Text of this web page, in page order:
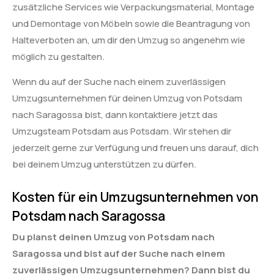
zusätzliche Services wie Verpackungsmaterial, Montage
und Demontage von Möbeln sowie die Beantragung von
Halteverboten an, um dir den Umzug so angenehm wie
möglich zu gestalten.
Wenn du auf der Suche nach einem zuverlässigen
Umzugsunternehmen für deinen Umzug von Potsdam
nach Saragossa bist, dann kontaktiere jetzt das
Umzugsteam Potsdam aus Potsdam. Wir stehen dir
jederzeit gerne zur Verfügung und freuen uns darauf, dich
bei deinem Umzug unterstützen zu dürfen.
Kosten für ein Umzugsunternehmen von
Potsdam nach Saragossa
Du planst deinen Umzug von Potsdam nach
Saragossa und bist auf der Suche nach einem
zuverlässigen Umzugsunternehmen? Dann bist du